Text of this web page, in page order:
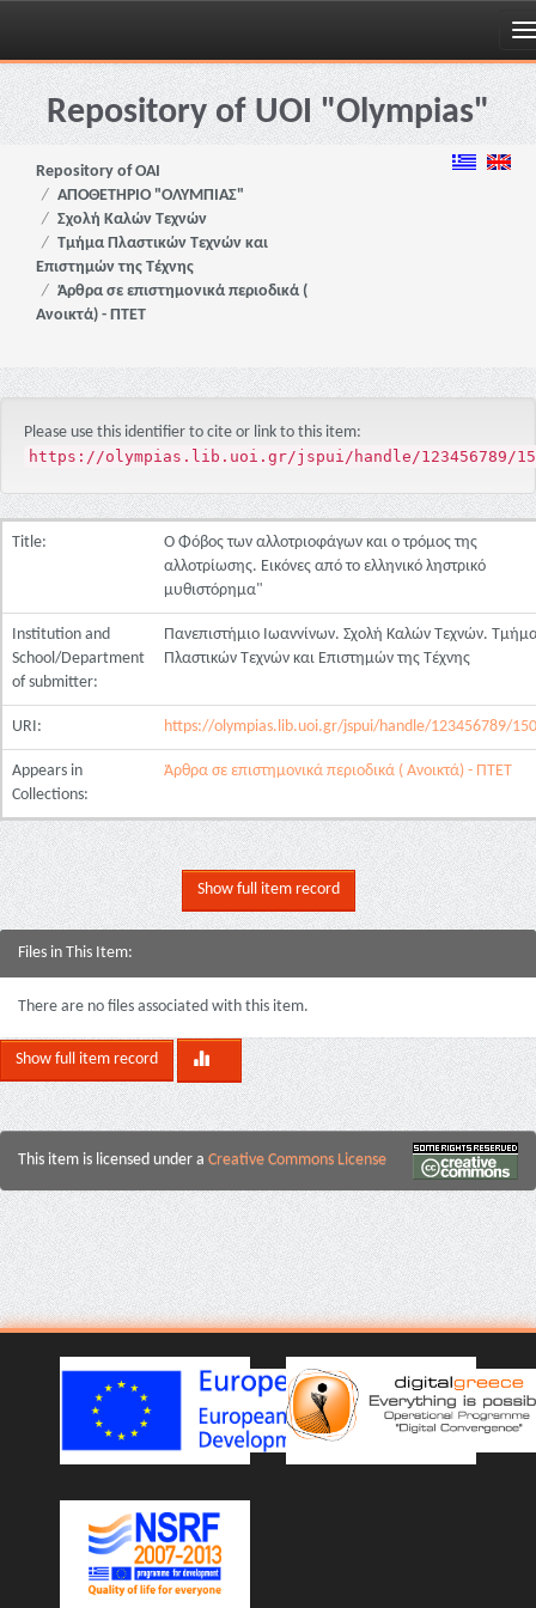
Skip
navigationRepository of UOI "Olympias"
Repository of OAI
ΑΠΟΘΕΤΗΡΙΟ "ΟΛΥΜΠΙΑΣ"
Σχολή Καλών Τεχνών
Τμήμα Πλαστικών Τεχνών και
Επιστημών της Τέχνης
Άρθρα σε επιστημονικά περιοδικά (
Ανοικτά) - ΠΤΕΤ
Please use this identifier to cite or link to this item:
https://olympias.lib.uoi.gr/jspui/handle/123456789/
Title:
O Φόβος των αλλοτριοφάγων και ο τρόμος της
αλλοτρίωσης. Eικόνες από το ελληνικό ληστρικό
μυθιστόρημα"
Institution and
School/Department
of submitter:
Πανεπιστήμιο Ιωαννίνων. Σχολή Καλών Τεχνών.
Πλαστικών Τεχνών και Επιστημών της Τέχνης
URI: https://olympias.lib.uoi.gr/jspui/handle/123456789/
Appears in
Collections:
Άρθρα σε επιστημονικά περιοδικά ( Ανοικτά) - ΠΤΕΤ
Show full item record
Files in This Item:
There are no files associated with this item.
Show full item record
This item is licensed under a Creative Commons License